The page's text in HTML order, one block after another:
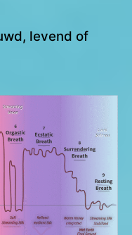
levend of